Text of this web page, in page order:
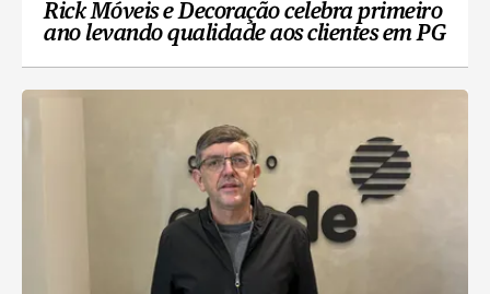
Rick Móveis e Decoração celebra primeiro
ano levando qualidade aos clientes em PG